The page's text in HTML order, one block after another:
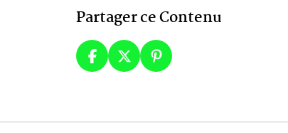
Partager ce Contenu